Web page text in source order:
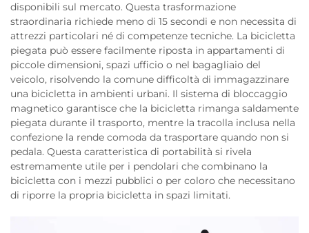
disponibili sul mercato. Questa trasformazione
straordinaria richiede meno di 15 secondi e non necessita di
attrezzi particolari né di competenze tecniche. La bicicletta
piegata può essere facilmente riposta in appartamenti di
piccole dimensioni, spazi ufficio o nel bagagliaio del
veicolo, risolvendo la comune difficoltà di immagazzinare
una bicicletta in ambienti urbani. Il sistema di bloccaggio
magnetico garantisce che la bicicletta rimanga saldamente
piegata durante il trasporto, mentre la tracolla inclusa nella
confezione la rende comoda da trasportare quando non si
pedala. Questa caratteristica di portabilità si rivela
estremamente utile per i pendolari che combinano la
bicicletta con i mezzi pubblici o per coloro che necessitano
di riporre la propria bicicletta in spazi limitati.